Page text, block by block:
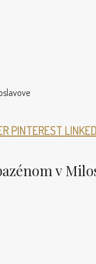
PINTEREST
v